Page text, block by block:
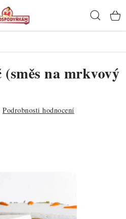
na mrkvový
Podrobnosti hodnocení